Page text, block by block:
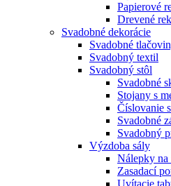
Papierové
Drevené
Svadobné dekorácie
Svadobné
Svadobný textil
Svadobný stôl
Svadobné
Stojany s
Číslovanie
Svadobné
Svadobný
Výzdoba sály
Nálepky na
Zasadací
Uvítacie